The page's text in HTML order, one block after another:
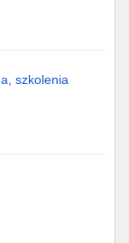
szkolenia